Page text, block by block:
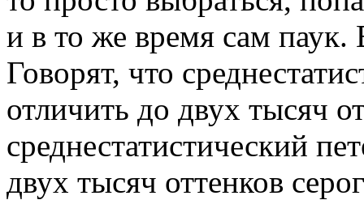
и в то же время сам паук.
Говорят, что
отличить до двух тысяч
среднестатистический
двух тысяч оттенков